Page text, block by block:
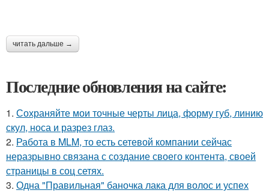
читать дальше →
Последние обновления на сайте:
1. Сохраняйте мои точные черты лица, форму губ, линию
скул, носа и разрез глаз.
2. Работа в MLM, то есть сетевой компании сейчас
неразрывно связана с создание своего контента, своей
страницы в соц сетях.
3. Одна "Правильная" баночка лака для волос и успех